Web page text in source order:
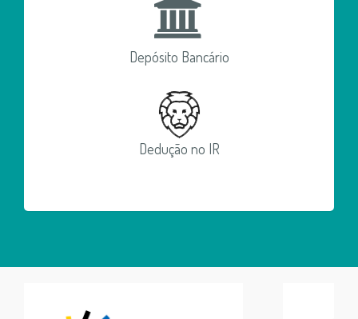
Depósito Bancário
Dedução no IR